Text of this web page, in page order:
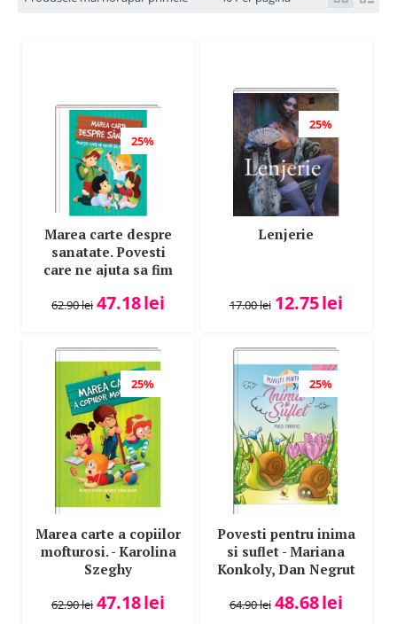
Ronelle Coburn
Stefan Muzsai
25%
Marea carte despre
sanatate. Povesti
care ne ajuta sa fim
62.90lei 47.18lei
25%
Lenjerie
17.00lei 12.75lei
25%
Marea carte a copiilor
mofturosi. - Karolina
Szeghy
62.90lei 47.18lei
25%
Povesti pentru inima
si suflet - Mariana
Konkoly, Dan Negrut
64.90lei 48.68lei